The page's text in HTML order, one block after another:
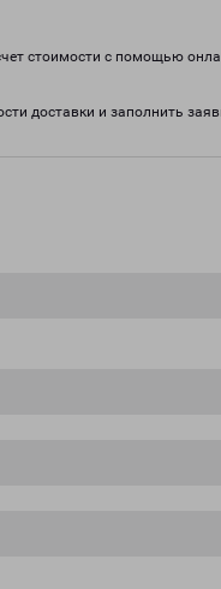
стоимости с помощью
доставки и заполнить